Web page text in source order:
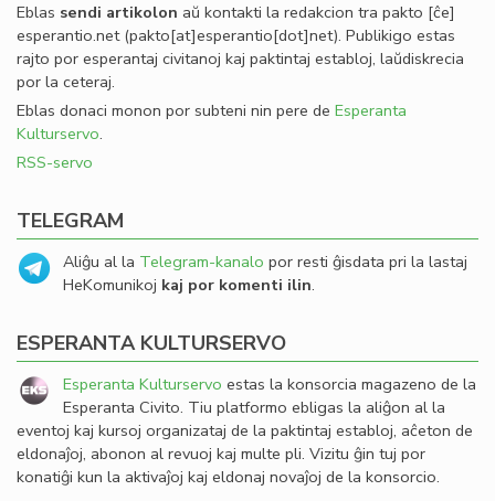
Eblas sendi artikolon aŭ kontakti la redakcion tra pakto [ĉe]
esperantio.net(pakto[at]esperantio[dot]net). Publikigo estas
rajto por esperantaj civitanoj kaj paktintaj establoj, laŭdiskrecia
por la ceteraj.
Eblas donaci monon por subteni nin pere de Esperanta
Kulturservo.
RSS-servo
TELEGRAM
Aliĝu al la Telegram-kanalo por resti ĝisdata pri la lastaj
HeKomunikoj kaj por komenti ilin.
ESPERANTA KULTURSERVO
Esperanta Kulturservo estas la konsorcia magazeno de la
Esperanta Civito. Tiu platformo ebligas la aliĝon al la
eventoj kaj kursoj organizataj de la paktintaj establoj, aĉeton de
eldonaĵoj, abonon al revuoj kaj multe pli. Vizitu ĝin tuj por
konatiĝi kun la aktivaĵoj kaj eldonaj novaĵoj de la konsorcio.